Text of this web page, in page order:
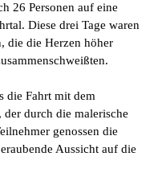
26 Personen auf eine
Diese drei Tage waren
die die Herzen höher
die Fahrt mit dem
durch die malerische
genossen die
Aussicht auf die